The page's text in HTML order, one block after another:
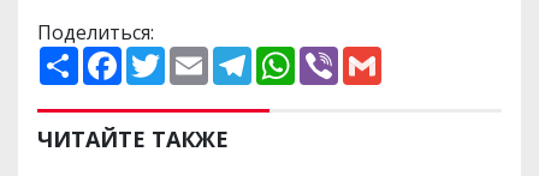
Поделиться:
П
о
и
р
и
F
a
e
b
o
T
w
t
t
e
E
m
i
l
T
e
e
W
h
V
ЧИТАЙТЕ ТАКЖЕ